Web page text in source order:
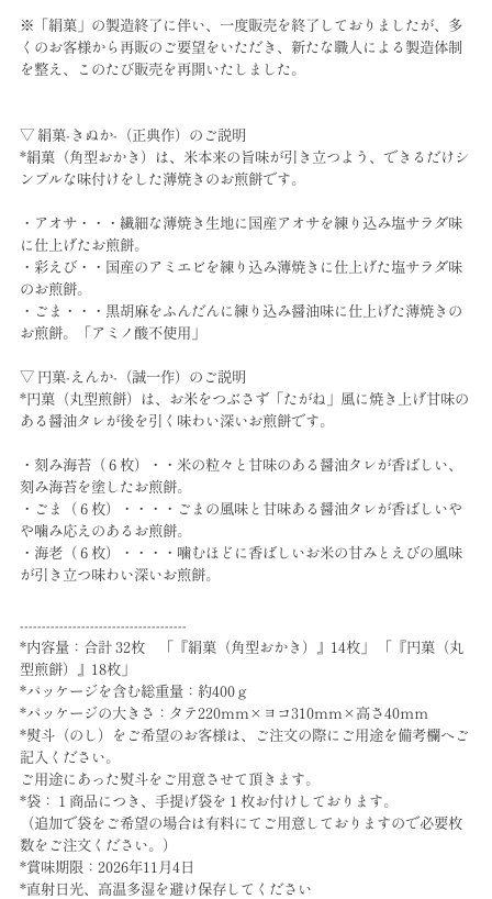
※「絹菓」の製造終了に伴い、一度販売を終了しておりましたが、多
くのお客様から再販のご要望をいただき、新たな職人による製造体制
を整え、このたび販売を再開いたしました。
▽ 絹菓-きぬか-（正典作）のご説明
*絹菓（角型おかき）は、米本来の旨味が引き立つよう、できるだけシ
ンプルな味付けをした薄焼きのお煎餅です。
・アオサ・・・繊細な薄焼き生地に国産アオサを練り込み塩サラダ味
に仕上げたお煎餅。
・彩えび・・国産のアミエビを練り込み薄焼きに仕上げた塩サラダ味
のお煎餅。
・ごま・・・黒胡麻をふんだんに練り込み醤油味に仕上げた薄焼きの
お煎餅。「アミノ酸不使用」
▽ 円菓-えんか-（誠一作）のご説明
*円菓（丸型煎餅）は、お米をつぶさず「たがね」風に焼き上げ甘味の
ある醤油タレが後を引く味わい深いお煎餅です。
・刻み海苔（６枚）・・米の粒々と甘味のある醤油タレが香ばしい、
刻み海苔を塗したお煎餅。
・ごま（６枚）・・・・ごまの風味と甘味ある醤油タレが香ばしいや
や噛み応えのあるお煎餅。
・海老（６枚）・・・・噛むほどに香ばしいお米の甘みとえびの風味
が引き立つ味わい深いお煎餅。
--------------------------------------
*内容量：合計 32枚 「『絹菓（角型おかき）』14枚」 「『円菓（丸
型煎餅）』18枚」
*パッケージを含む総重量：約400ｇ
*パッケージの大きさ：タテ220mm×ヨコ310mm×高さ40ｍｍ
*熨斗（のし）をご希望のお客様は、ご注文の際にご用途を備考欄へご
記入ください。
ご用途にあった熨斗をご用意させて頂きます。
*袋：１商品につき、手提げ袋を１枚お付けしております。
（追加で袋をご希望の場合は有料にてご用意しておりますので必要枚
数をご注文ください。）
*賞味期限：2026年11月4日
*直射日光、高温多湿を避け保存してください